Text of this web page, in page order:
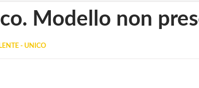
Modello non
- UNICO